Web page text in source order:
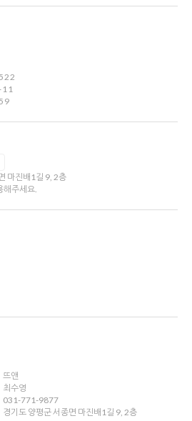
11
마진배1길 9, 2층
해주세요.
뜨앤
최수영
031-771-9877
경기도 양평군 서종면 마진배1길 9, 2층